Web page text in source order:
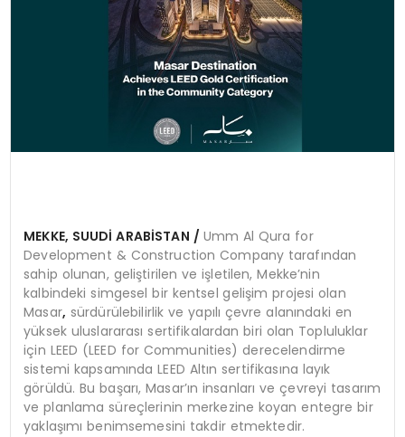
MEKKE, SUUDİ ARABİSTAN / Umm Al Qura for
Development & Construction Company tarafından
sahip olunan, geliştirilen ve işletilen, Mekke’nin
kalbindeki simgesel bir kentsel gelişim projesi olan
Masar, sürdürülebilirlik ve yapılı çevre alanındaki en
yüksek uluslararası sertifikalardan biri olan Topluluklar
için LEED (LEED for Communities) derecelendirme
sistemi kapsamında LEED Altın sertifikasına layık
görüldü. Bu başarı, Masar’ın insanları ve çevreyi tasarım
ve planlama süreçlerinin merkezine koyan entegre bir
yaklaşımı benimsemesini takdir etmektedir.